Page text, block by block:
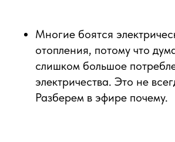
Многие боятся
отопления, потому что
слишком большое
электричества. Это не
Разберем в эфире почему.